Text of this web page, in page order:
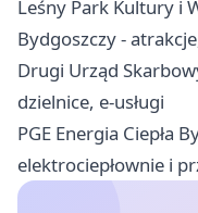
Leśny Park Kultury i
Bydgoszczy -
Drugi Urząd
dzielnice, e-usługi
PGE Energia Ciepła
elektrociepłownie i